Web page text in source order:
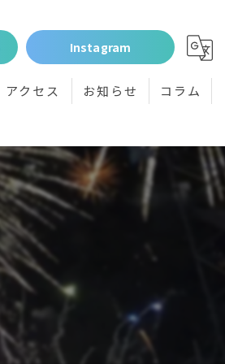
Instagram
アクセス お知らせ コラム